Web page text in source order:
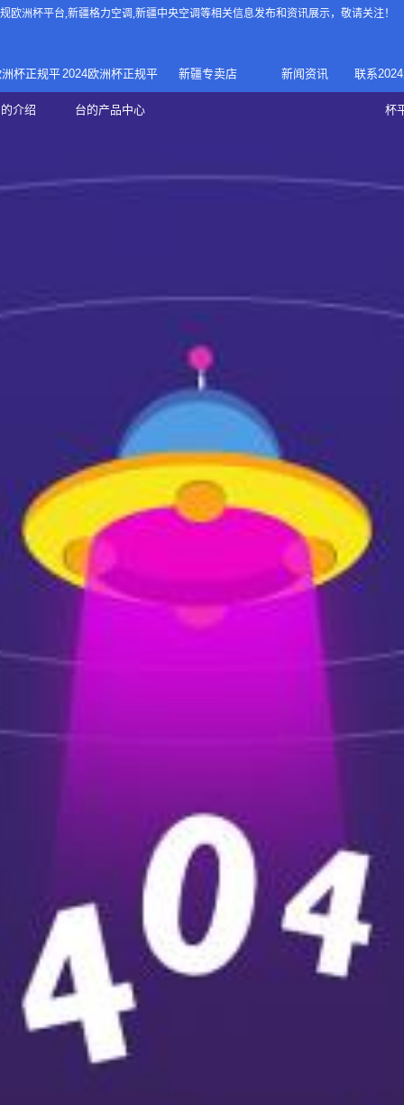
欧洲杯平台,新疆格力空调,新疆中央空调等相关信息发布和资讯展示，敬请关注！
杯正规平
介绍
正规欧洲
2024欧洲杯正规平
台的产品中心
家庭中央空调
家用空调
新疆专卖店 新闻资讯 联系
杯